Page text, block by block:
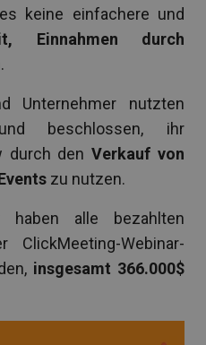
keine einfachere und
Einnahmen durch
.
Unternehmer nutzten
beschlossen, ihr
durch denVerkauf von
zu nutzen.
alle bezahlten
Webinar-
insgesamt 366.000$